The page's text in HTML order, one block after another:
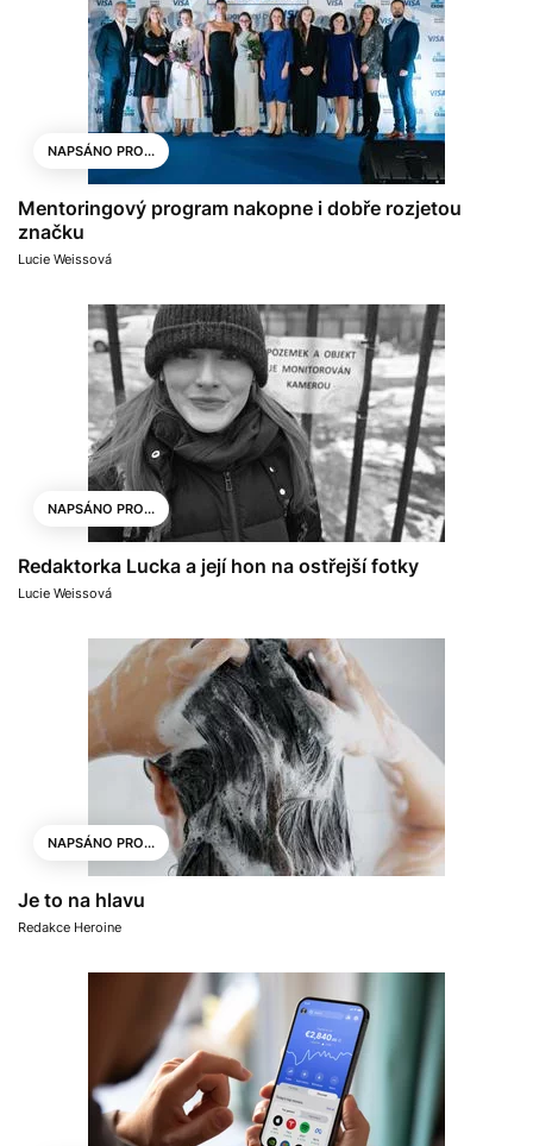
NAPSÁNO PRO...
Mentoringový program nakopne i dobře rozjetou
značku
Lucie Weissová
NAPSÁNO PRO...
Redaktorka Lucka a její hon na ostřejší fotky
Lucie Weissová
NAPSÁNO PRO...
Je to na hlavu
Redakce Heroine